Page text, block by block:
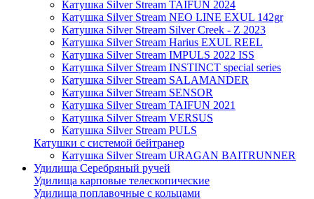
Катушка Silver Stream TAIFUN 2024
Катушка Silver Stream NEO LINE EXUL 142gr
Катушка Silver Stream Silver Creek - Z 2023
Катушка Silver Stream Harius EXUL REEL
Катушка Silver Stream IMPULS 2022 ISS
Катушка Silver Stream INSTINCT special series
Катушка Silver Stream SALAMANDER
Катушка Silver Stream SENSOR
Катушка Silver Stream TAIFUN 2021
Катушка Silver Stream VERSUS
Катушка Silver Stream PULS
Катушки с системой бейтранер
Катушка Silver Stream URAGAN BAITRUNNER
Удилища Серебряный ручей
Удилища карповые телескопические
Удилища поплавочные с кольцами